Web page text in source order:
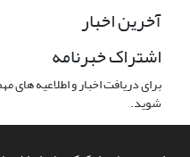
آخرین اخبار
اشتراک خبرنامه
برای دریافت اخبار و اطلاعیه
شوید.